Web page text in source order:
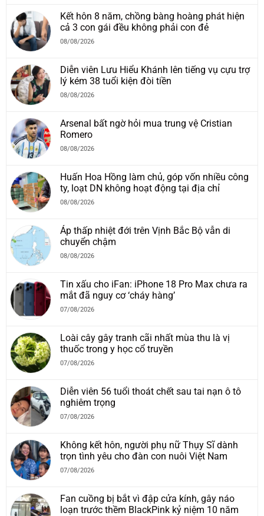
Kết hôn 8 năm, chồng bàng hoàng phát hiện
cả 3 con gái đều không phải con đẻ
08/08/2026
Diễn viên Lưu Hiểu Khánh lên tiếng vụ cựu trợ
lý kém 38 tuổi kiện đòi tiền
08/08/2026
Arsenal bất ngờ hỏi mua trung vệ Cristian
Romero
08/08/2026
Huấn Hoa Hồng làm chủ, góp vốn nhiều công
ty, loạt DN không hoạt động tại địa chỉ
08/08/2026
Áp thấp nhiệt đới trên Vịnh Bắc Bộ vẫn di
chuyển chậm
08/08/2026
Tin xấu cho iFan: iPhone 18 Pro Max chưa ra
mắt đã nguy cơ ‘cháy hàng’
07/08/2026
Loài cây gây tranh cãi nhất mùa thu là vị
thuốc trong y học cổ truyền
07/08/2026
Diễn viên 56 tuổi thoát chết sau tai nạn ô tô
nghiêm trọng
07/08/2026
Không kết hôn, người phụ nữ Thụy Sĩ dành
trọn tình yêu cho đàn con nuôi Việt Nam
07/08/2026
Fan cuồng bị bắt vì đập cửa kính, gây náo
loạn trước thềm BlackPink kỷ niệm 10 năm